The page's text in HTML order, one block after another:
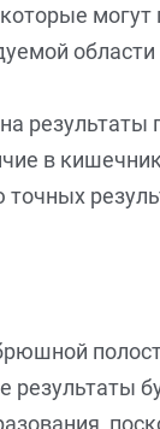
могут
в
точных
результаты